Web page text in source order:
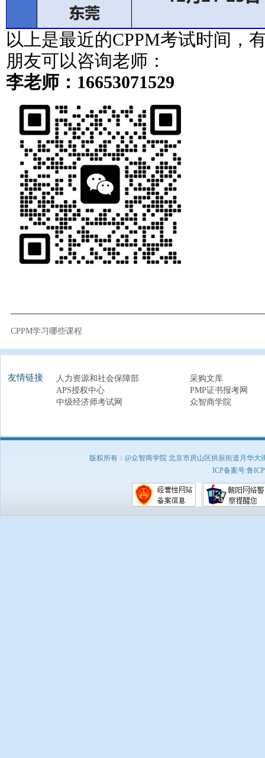
以上是最近的CPPM考试时间，
朋友可以咨询老师：
李老师：16653071529
CPPM学习哪些课程
友情链接 人力资源和社会保障部
采购文库
APS授权中心
PMP证书报考网
中级经济师考试网
众智商学院
版权所有：@众智商学院 北京市房山区拱辰街道月华
ICP备案号:鲁